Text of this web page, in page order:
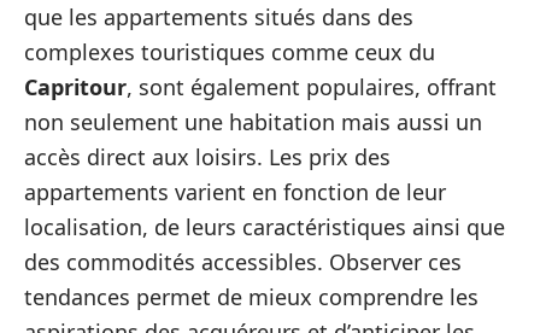
que les appartements situés dans des
complexes touristiques comme ceux du
Capritour, sont également populaires, offrant
non seulement une habitation mais aussi un
accès direct aux loisirs. Les prix des
appartements varient en fonction de leur
localisation, de leurs caractéristiques ainsi que
des commodités accessibles. Observer ces
tendances permet de mieux comprendre les